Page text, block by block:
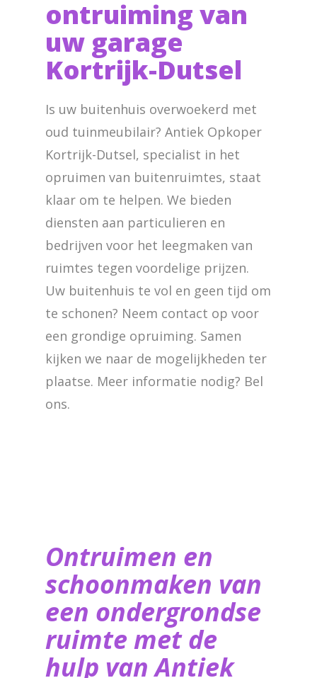
ontruiming van
uw garage
Kortrijk-Dutsel
Is uw buitenhuis overwoekerd met
oud tuinmeubilair? Antiek Opkoper
Kortrijk-Dutsel, specialist in het
opruimen van buitenruimtes, staat
klaar om te helpen. We bieden
diensten aan particulieren en
bedrijven voor het leegmaken van
ruimtes tegen voordelige prijzen.
Uw buitenhuis te vol en geen tijd om
te schonen? Neem contact op voor
een grondige opruiming. Samen
kijken we naar de mogelijkheden ter
plaatse. Meer informatie nodig? Bel
ons.
Ontruimen en
schoonmaken van
een ondergrondse
ruimte met de
hulp van ​Antiek